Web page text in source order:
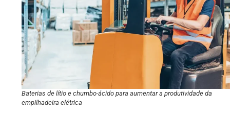
Baterias de lítio e chumbo-ácido para aumentar a produtividade da
empilhadeira elétrica